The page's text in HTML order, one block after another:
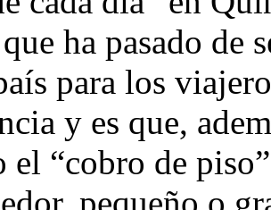
ha pasado de
para los
y es que,
el “cobro de